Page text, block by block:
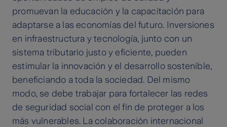
promuevan la educación y la capacitación para
adaptarse a las economías del futuro. Inversiones
en infraestructura y tecnología, junto con un
sistema tributario justo y eficiente, pueden
estimular la innovación y el desarrollo sostenible,
beneficiando a toda la sociedad. Del mismo
modo, se debe trabajar para fortalecer las redes
de seguridad social con el fin de proteger a los
más vulnerables. La colaboración internacional